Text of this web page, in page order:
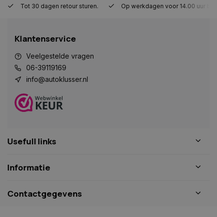
Tot 30 dagen retour sturen. Op werkdagen voor 14.00 uur
Klantenservice
Veelgestelde vragen
06-39119169
info@autoklusser.nl
Usefull links
Informatie
Contactgegevens
Strikt noodzakelijk Prestatie
Targeting
Strikt noodzakelijke cookies maken de
gebruikersaanmelding en accountbeheer. De
website kan niet goed worden gebruikt zonder de
strikt noodzakelijke cookies.
Naam
COOKIELAW_STATS
53